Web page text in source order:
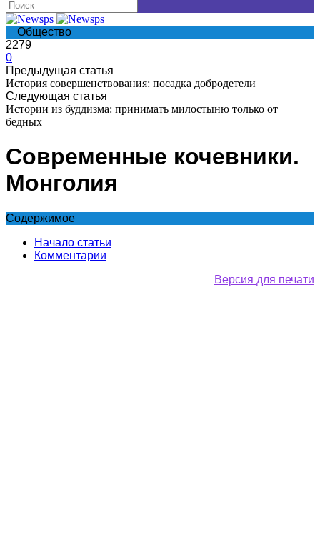
Общество
2279
0
Предыдущая статья
История совершенствования: посадка добродетели
Следующая статья
Истории из буддизма: принимать милостыню только от
бедных
Современные кочевники.
Монголия
Содержимое
Начало статьи
Комментарии
Версия для печати